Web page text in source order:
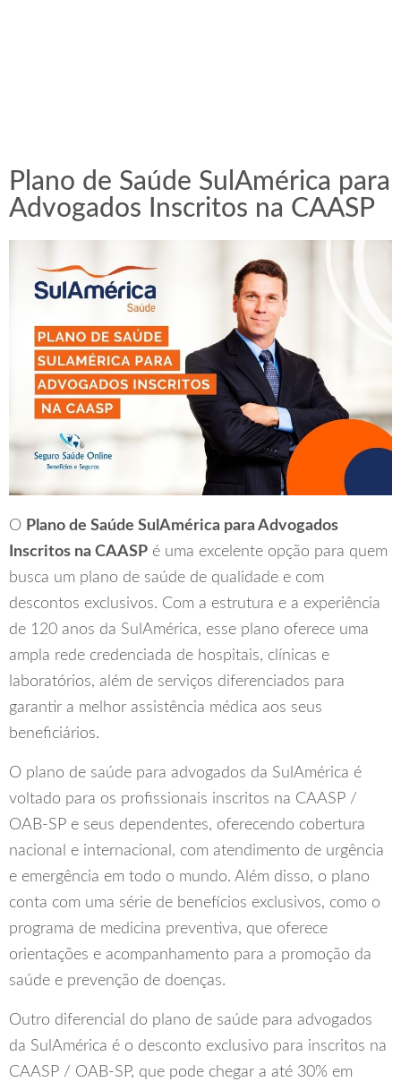
Plano de Saúde SulAmérica para
Advogados Inscritos na CAASP
O Plano de Saúde SulAmérica para Advogados
Inscritos na CAASP é uma excelente opção para quem
busca um plano de saúde de qualidade e com
descontos exclusivos. Com a estrutura e a experiência
de 120 anos da SulAmérica, esse plano oferece uma
ampla rede credenciada de hospitais, clínicas e
laboratórios, além de serviços diferenciados para
garantir a melhor assistência médica aos seus
beneficiários.
O plano de saúde para advogados da SulAmérica é
voltado para os profissionais inscritos na CAASP /
OAB-SP e seus dependentes, oferecendo cobertura
nacional e internacional, com atendimento de urgência
e emergência em todo o mundo. Além disso, o plano
conta com uma série de benefícios exclusivos, como o
programa de medicina preventiva, que oferece
orientações e acompanhamento para a promoção da
saúde e prevenção de doenças.
Outro diferencial do plano de saúde para advogados
da SulAmérica é o desconto exclusivo para inscritos na
CAASP / OAB-SP, que pode chegar a até 30% em